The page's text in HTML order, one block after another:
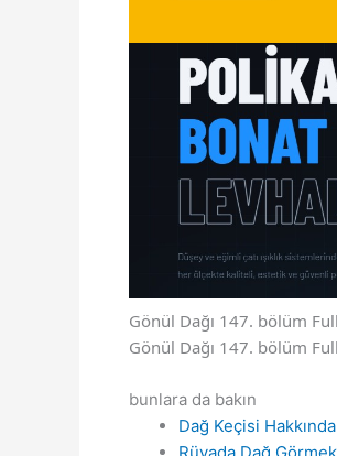
Gönül Dağı 147. bölüm
Gönül Dağı 147. bölüm
bunlara da bakın
Dağ Keçisi